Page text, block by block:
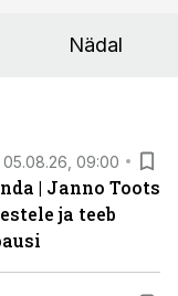
Nädal
05.08.26, 09:00
| Janno Toots
ja teeb